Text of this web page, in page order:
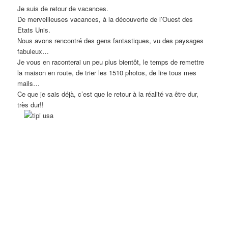
Je suis de retour de vacances.
De merveilleuses vacances, à la découverte de l’Ouest des
Etats Unis.
Nous avons rencontré des gens fantastiques, vu des paysages
fabuleux…
Je vous en raconterai un peu plus bientôt, le temps de remettre
la maison en route, de trier les 1510 photos, de lire tous mes
mails…
Ce que je sais déjà, c’est que le retour à la réalité va être dur,
très dur!!